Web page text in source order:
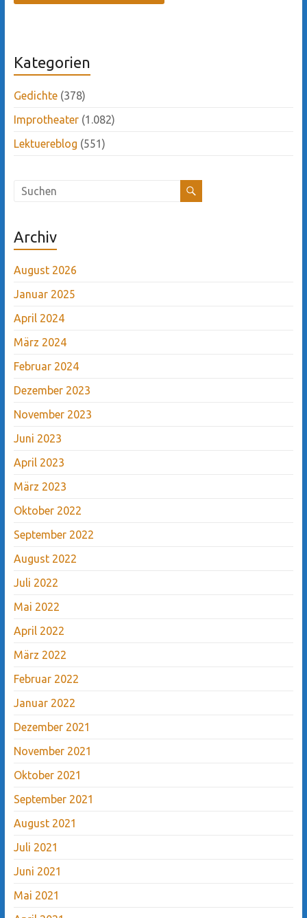
Kategorien
Gedichte(378)
Improtheater(1.082)
Lektuereblog (551)
Archiv
August 2026
Januar 2025
April 2024
März 2024
Februar 2024
Dezember 2023
November 2023
Juni 2023
April 2023
März 2023
Oktober 2022
September 2022
August 2022
Juli 2022
Mai 2022
April 2022
März 2022
Februar 2022
Januar 2022
Dezember 2021
November 2021
Oktober 2021
September 2021
August 2021
Juli 2021
Juni 2021
Mai 2021